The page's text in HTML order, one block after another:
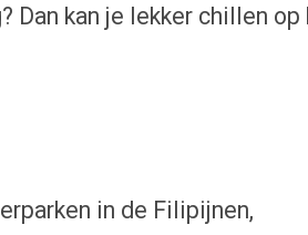
Dan kan je lekker chillen
in de Filipijnen,